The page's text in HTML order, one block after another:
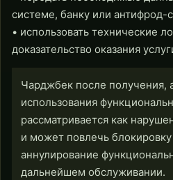
системе, банку или антифрод-
• использовать технические
доказательство оказания
Чарджбек после получения,
использования
рассматривается как
и может повлечь блокировку
аннулирование
дальнейшем обслуживании.